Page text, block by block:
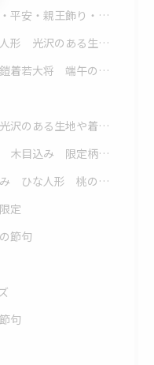
・親王飾り・ひな人形
用 薄く透き通る紗を重ねるなど、繊細な素材使いで優雅さや美しさを表現 伝統工芸の技術と、現代の感性を融合させた革新的なデザイン
の節句 五月人形 泰玉スガ人形店
の繊細な美しさ 端正で優しい顔立ち
限定柄 親王飾り 五人飾り
人形 桃の節句 ひな祭り
定
節句
句